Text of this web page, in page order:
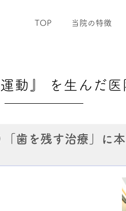
TOP 当院の特徴
運動』 を生んだ医
歯を残す治療」に